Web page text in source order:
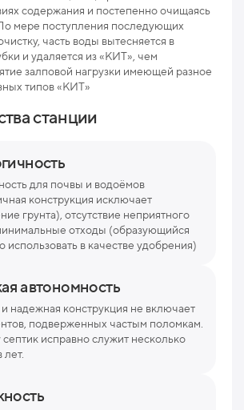
содержания и постепенно очищаясь
мере поступления последующих
часть воды вытесняется в
и удаляется из «КИТ», чем
залповой нагрузки имеющей разное
типов «КИТ»
станции
для почвы и водоёмов
конструкция исключает
грунта), отсутствие неприятного
отходы (образующийся
использовать в качестве удобрения)
автономность
надежная конструкция не включает
подверженных частым поломкам.
исправно служит несколько
лет.